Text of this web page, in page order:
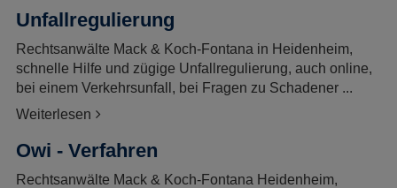
Unfallregulierung
Rechtsanwälte Mack & Koch-Fontana in Heidenheim,
schnelle Hilfe und zügige Unfallregulierung, auch online,
bei einem Verkehrsunfall, bei Fragen zu Schadener ...
Weiterlesen
Owi - Verfahren
Rechtsanwälte Mack & Koch-Fontana Heidenheim,